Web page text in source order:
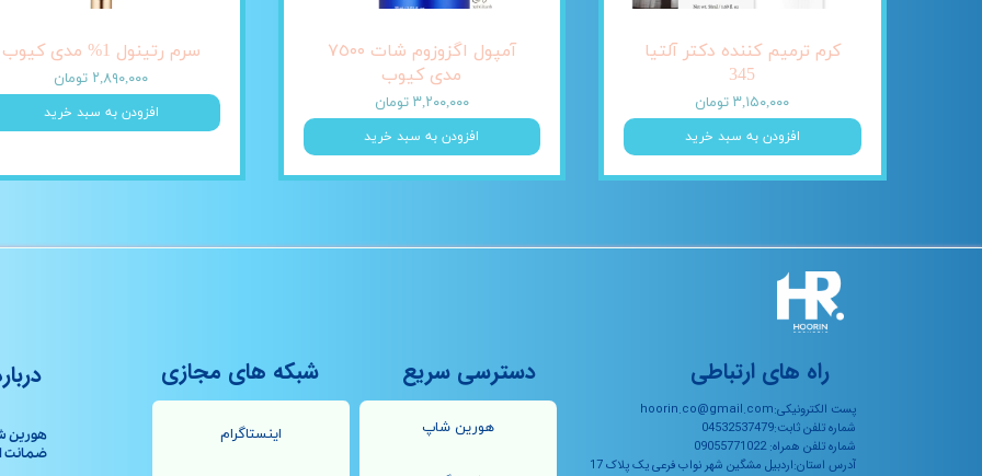
کرم ترمیم کننده دکتر آلتیا
345
۳,۱۵۰,۰۰۰ تومان
افزودن به سبد خرید
آمپول اگزوزوم شات ٧٥٠٠
مدی کیوب
۳,۲۰۰,۰۰۰ تومان
افزودن به سبد خرید
سرم رتینول 1% مدی کیوب
۲,۸۹۰,۰۰۰ تومان
افزودن به سبد خرید
پست الکترونیکی:hoorin.co@gmail.com
شماره تلفن ثابت:04532537479
شماره تلفن همراه: 09055771022
آدرس استان:اردبیل مشگین شهر نواب فرعی یک پلاک 17
راه های ارتباطی
هورین شاپ
دسترسی سریع
اینستاگرام
شبکه های مجازی
هورین
ضمانت